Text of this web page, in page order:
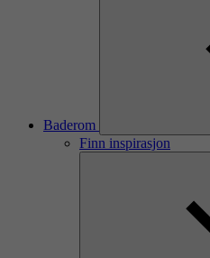
Baderom
Finn inspirasjon